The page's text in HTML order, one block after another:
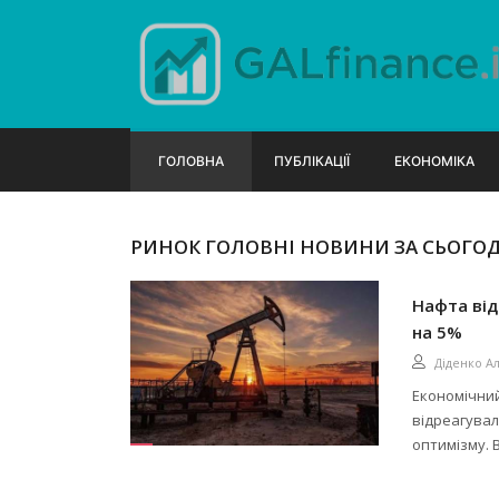
ГОЛОВНА ПУБЛІКАЦІЇ ЕКОНОМІКА
РИНОК ГОЛОВНІ НОВИНИ ЗА
Нафта
на 5%
Діденко
оптимізму.